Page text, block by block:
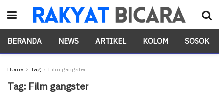
BERANDA NEWS ARTIKEL KOLOM SOSOK
Home Tag Film gangster
Tag: Film gangster